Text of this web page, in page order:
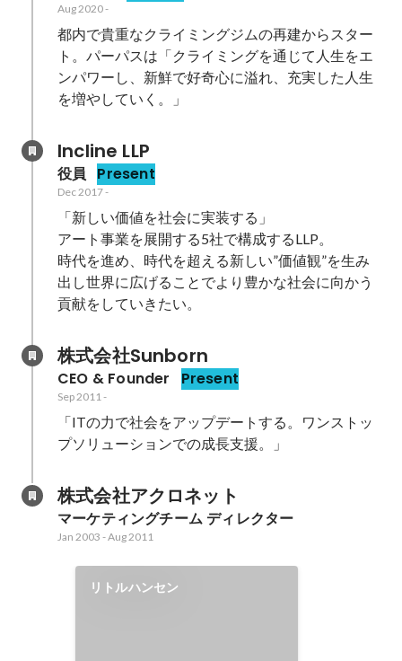
Aug 2020-
都内で貴重なクライミングジムの再建からスター
ト。パーパスは「クライミングを通じて人生をエ
ンパワーし、新鮮で好奇心に溢れ、充実した人生
を増やしていく。」
Incline LLP
役員 Present
Dec 2017-
「新しい価値を社会に実装する」
アート事業を展開する5社で構成するLLP。
時代を進め、時代を超える新しい”価値観”を生み
出し世界に広げることでより豊かな社会に向かう
貢献をしていきたい。
株式会社Sunborn
CEO & Founder Present
Sep 2011-
「ITの力で社会をアップデートする。ワンストッ
プソリューションでの成長支援。」
株式会社アクロネット
マーケティングチーム ディレクター
Jan 2003 -Aug 2011
リトルハンセン